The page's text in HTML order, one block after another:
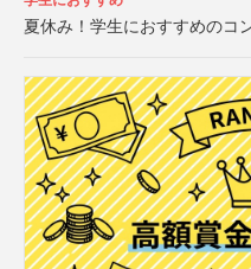
夏休み！学生におすすめのコ